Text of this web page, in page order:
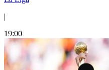
|
19:00